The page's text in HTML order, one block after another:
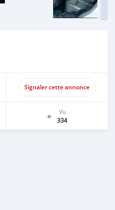
Signaler cette annonce
Vu
334